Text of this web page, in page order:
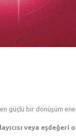
bir dönüşüm
veya eşdeğeri